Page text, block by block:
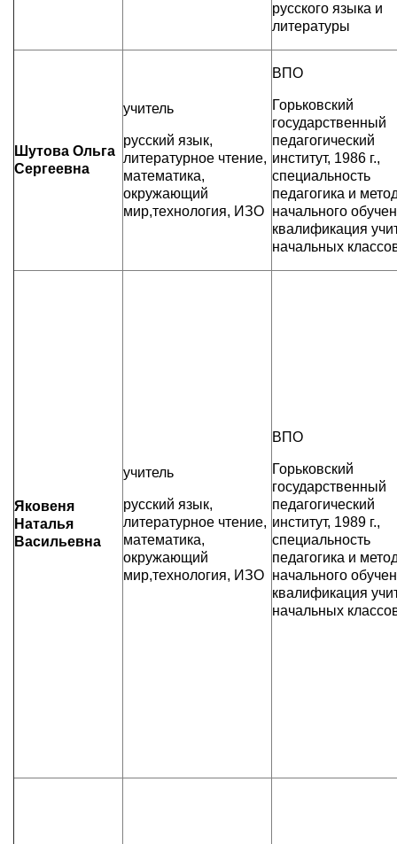
русского языка и
литературы
Шутова Ольга
Сергеевна
учитель
русский язык,
литературное чтение,
математика,
окружающий
мир,технология, ИЗО
ВПО
Горьковский
государственный
педагогический
институт, 1986 г.,
специальность
педагогика и
начального
квалификация
начальных
Яковеня
Наталья
Васильевна
учитель
русский язык,
литературное чтение,
математика,
окружающий
мир,технология, ИЗО
ВПО
Горьковский
государственный
педагогический
институт, 1989 г.,
специальность
педагогика и
начального
квалификация
начальных